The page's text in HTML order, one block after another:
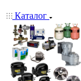
Каталог